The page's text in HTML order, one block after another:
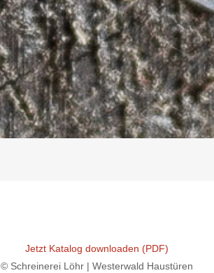
Jetzt Katalog downloaden (PDF)
© Schreinerei Löhr | Westerwald Haustüren